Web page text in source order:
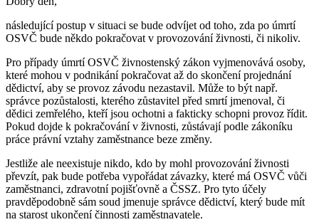
následující postup v situaci se bude odvíjet od toho, zda po úmrtí
OSVČ bude někdo pokračovat v provozování živnosti, či nikoliv.
Pro případy úmrtí OSVČ živnostenský zákon vyjmenovává osoby,
které mohou v podnikání pokračovat až do skončení projednání
dědictví, aby se provoz závodu nezastavil. Může to být např.
správce pozůstalosti, kterého zůstavitel před smrtí jmenoval, či
dědici zemřelého, kteří jsou ochotni a fakticky schopni provoz řídit.
Pokud dojde k pokračování v živnosti, zůstávají podle zákoníku
práce právní vztahy zaměstnance beze změny.
Jestliže ale neexistuje nikdo, kdo by mohl provozování živnosti
převzít, pak bude potřeba vypořádat závazky, které má OSVČ vůči
zaměstnanci, zdravotní pojišťovně a ČSSZ. Pro tyto účely
pravděpodobně sám soud jmenuje správce dědictví, který bude mít
na starost ukončení činnosti zaměstnavatele.